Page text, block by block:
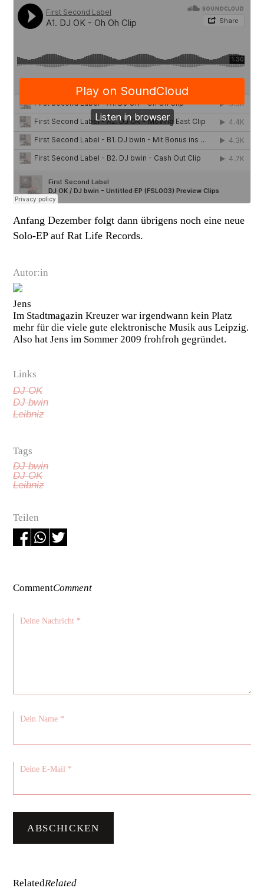
Autor:in
Jens
Im Stadtmagazin Kreuzer war irgendwann kein Platz
mehr für die viele gute elektronische Musik aus Leipzig.
Also hat Jens im Sommer 2009 frohfroh gegründet.
Links
DJ OK
DJ bwin
Leibniz
Tags
DJ bwin
DJ OK
Leibniz
Teilen
Anfang Dezember folgt dann übrigens noch eine neue
Solo-EP auf Rat Life Records.
CommentComment
RelatedRelated